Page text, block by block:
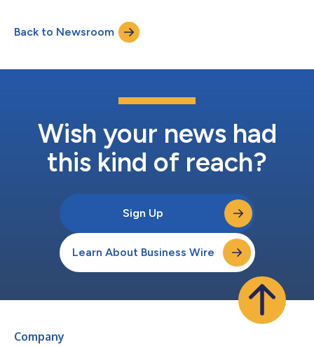
型数据集所需的时间，并加快各团队之间自信决策的进程。 随着
品牌和零售商面临日益增长的压力，需要迅速应对消费者行为和市
场动态的变化，从日益丰富的数据集中挖掘出有意义洞察的能力已
Smart Insights通过自动呈现对企业至关重要的趋势、机遇及业绩
同职能和经验水平的用户都能更轻松地使用高级分析功能。 新增
内容 AI驱动的Smart Insights现已嵌入日益增多的GfKnewron市
集的摘要 分析长...
Back to Newsroom
Wish your news had
this kind of reach?
Sign Up
Learn About Business Wire
Company